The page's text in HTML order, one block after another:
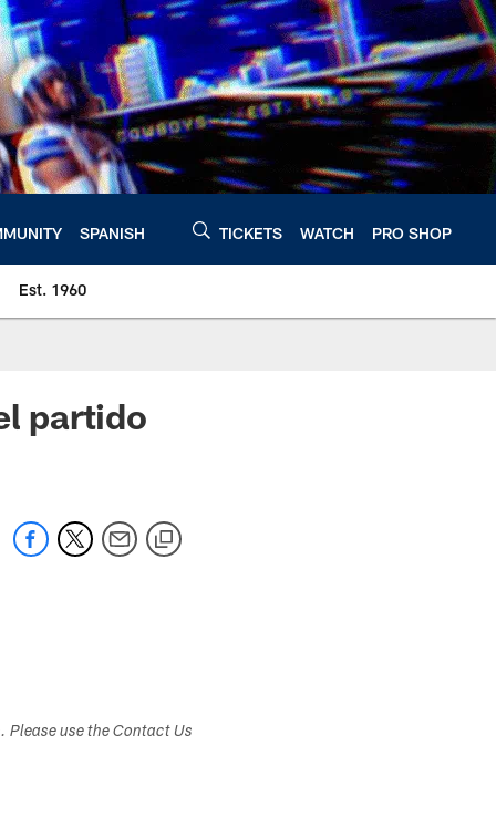
SPANISH TICKETS WATCH PRO SHOP
Est. 1960
partido
Please use the Contact Us